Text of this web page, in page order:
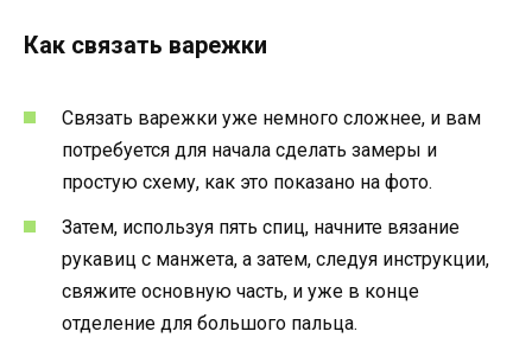
Как связать варежки
Связать варежки уже немного сложнее, и вам
потребуется для начала сделать замеры и
простую схему, как это показано на фото.
Затем, используя пять спиц, начните вязание
рукавиц с манжета, а затем, следуя инструкции,
свяжите основную часть, и уже в конце
отделение для большого пальца.